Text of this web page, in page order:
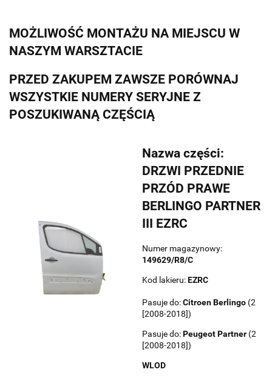
MOŻLIWOŚĆ MONTAŻU NA MIEJSCU W
NASZYM WARSZTACIE
PRZED ZAKUPEM ZAWSZE PORÓWNAJ
WSZYSTKIE NUMERY SERYJNE Z
POSZUKIWANĄ CZĘŚCIĄ
Nazwa części:
DRZWI PRZEDNIE
PRZÓD PRAWE
BERLINGO PARTNER
III EZRC
Numer magazynowy:
149629/R8/C
Kod lakieru:EZRC
Pasuje do:CitroenBerlingo (2
[2008-2018])
Pasuje do:PeugeotPartner (2
[2008-2018])
WLOD